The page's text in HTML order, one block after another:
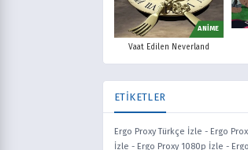
ANİME
Vaat Edilen Neverland
ETİKETLER
Ergo Proxy Türkçe İzle - Ergo
İzle - Ergo Proxy 1080p İzle -